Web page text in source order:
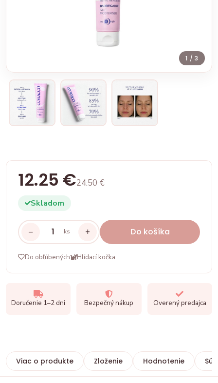
1 / 3
12.25 €24.50 €
Skladom
− ks + Do košíka
Do obľúbených Hlídací kočka
Doručenie 1–2 dni Bezpečný nákup Overený predajca
Viac o produkte Zloženie Hodnotenie